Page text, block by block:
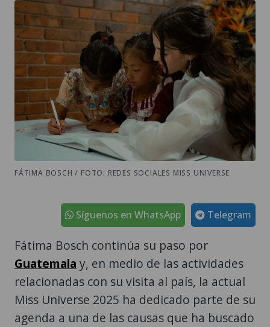
FÁTIMA BOSCH / FOTO: REDES SOCIALES MISS UNIVERSE
Telegram
Síguenos en WhatsApp
Fátima Bosch continúa su paso por
Guatemala y, en medio de las actividades
relacionadas con su visita al país, la actual
Miss Universe 2025 ha dedicado parte de su
agenda a una de las causas que ha buscado